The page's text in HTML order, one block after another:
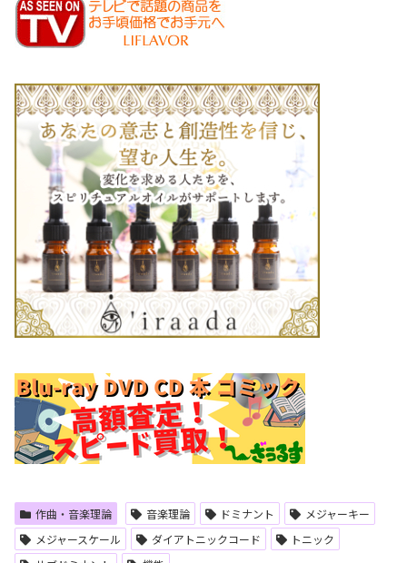
作曲・音楽理論 音楽理論 ドミナント
メジャーキー
メジャースケール
ダイアトニックコード
トニック